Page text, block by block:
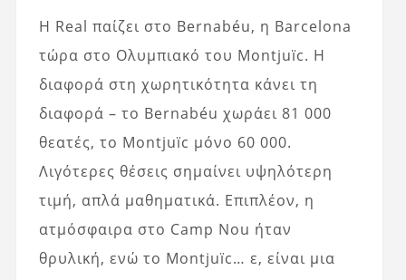
Η Real παίζει στο Bernabéu, η Barcelona
τώρα στο Ολυμπιακό του Montjuïc. Η
διαφορά στη χωρητικότητα κάνει τη
διαφορά – το Bernabéu χωράει 81 000
θεατές, το Montjuïc μόνο 60 000.
Λιγότερες θέσεις σημαίνει υψηλότερη
τιμή, απλά μαθηματικά. Επιπλέον, η
ατμόσφαιρα στο Camp Nou ήταν
θρυλική, ενώ το Montjuïc… ε, είναι μια